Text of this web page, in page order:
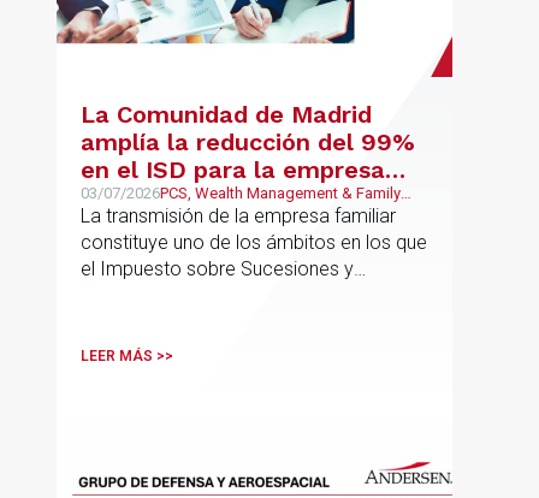
La Comunidad de Madrid
amplía la reducción del 99%
en el ISD para la empresa
familiar: una reforma que
trasciende el núcleo familiar
03/07/2026PCS, Wealth Management & Family
Business, Fiscal
La transmisión de la empresa familiar
constituye uno de los ámbitos en los que
el Impuesto sobre Sucesiones y
LEER MÁS >>